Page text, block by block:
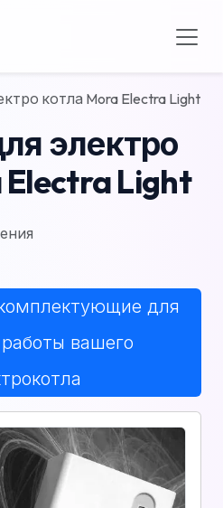
котла Mora Electra Light
электро
Electra Light
для
вашего